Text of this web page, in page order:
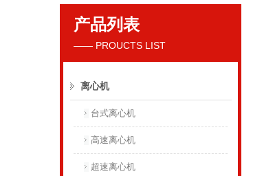
贝克曼库尔特国际贸易（上海）有限公司
产品列表
—— PROUCTS LIST
离心机
台式离心机
高速离心机
超速离心机